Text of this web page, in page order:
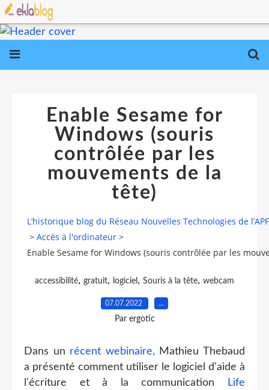
Enable Sesame for
Windows (souris
contrôlée par les
mouvements de la
tête)
L’historique blog du Réseau Nouvelles Technologies de
> Accès à l'ordinateur >
Enable Sesame for Windows (souris contrôlée par les
accessibilité, gratuit, logiciel , Souris à la tête, webcam
07.07.2022 …
Par ergotic
Dans un récent webinaire, Mathieu Thebaud
a présenté comment utiliser le logiciel d'aide à
l'écriture et à la communication
Life